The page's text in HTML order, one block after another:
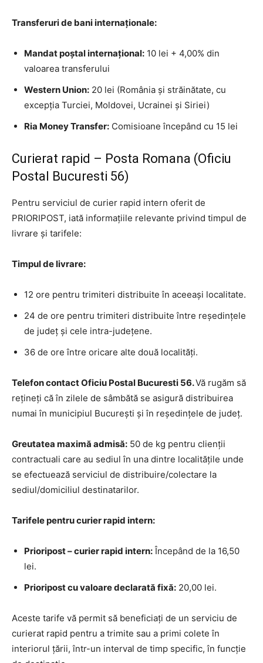
Transferuri de bani internaționale:
Mandat poştal internaţional: 10 lei + 4,00% din
valoarea transferului
Western Union: 20 lei (România și străinătate, cu
excepția Turciei, Moldovei, Ucrainei și Siriei)
Ria Money Transfer: Comisioane începând cu 15 lei
Curierat rapid – Posta Romana (Oficiu
Postal Bucuresti 56)
Pentru serviciul de curier rapid intern oferit de
PRIORIPOST, iată informațiile relevante privind timpul de
livrare și tarifele:
Timpul de livrare:
12 ore pentru trimiteri distribuite în aceeași localitate.
24 de ore pentru trimiteri distribuite între reședințele
de județ și cele intra-județene.
36 de ore între oricare alte două localități.
Telefon contact Oficiu Postal Bucuresti 56.Vă rugăm să
rețineți că în zilele de sâmbătă se asigură distribuirea
numai în municipiul București și în reședințele de județ.
Greutatea maximă admisă: 50 de kg pentru clienții
contractuali care au sediul în una dintre localitățile unde
se efectuează serviciul de distribuire/colectare la
sediul/domiciliul destinatarilor.
Tarifele pentru curier rapid intern:
Prioripost – curier rapid intern: Începând de la 16,50
lei.
Prioripost cu valoare declarată fixă: 20,00 lei.
Aceste tarife vă permit să beneficiați de un serviciu de
curierat rapid pentru a trimite sau a primi colete în
interiorul țării, într-un interval de timp specific, în funcție